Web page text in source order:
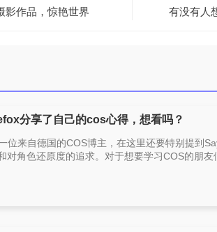
影作品，惊艳世界 有没有人
分享了自己的cos心得，想看吗？
位来自德国的COS博主，在这里还要特别提到
对角色还原度的追求。对于想要学习COS的朋